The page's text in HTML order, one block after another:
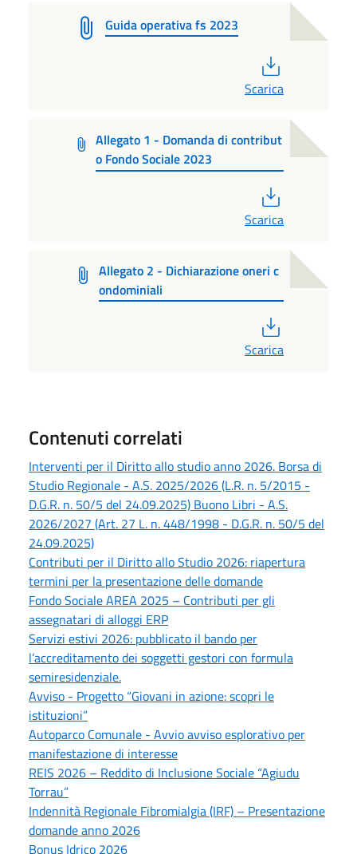
Guida operativa fs 2023
Scarica
Allegato 1 - Domanda di contribut
o Fondo Sociale 2023
Scarica
Allegato 2 - Dichiarazione oneri c
ondominiali
Scarica
Contenuti correlati
Interventi per il Diritto allo studio anno 2026. Borsa di
Studio Regionale - A.S. 2025/2026 (L.R. n. 5/2015 -
D.G.R. n. 50/5 del 24.09.2025) Buono Libri - A.S.
2026/2027 (Art. 27 L. n. 448/1998 - D.G.R. n. 50/5 del
24.09.2025)
Contributi per il Diritto allo Studio 2026: riapertura
termini per la presentazione delle domande
Fondo Sociale AREA 2025 – Contributi per gli
assegnatari di alloggi ERP
Servizi estivi 2026: pubblicato il bando per
l’accreditamento dei soggetti gestori con formula
semiresidenziale.
Avviso - Progetto “Giovani in azione: scopri le
istituzioni”
Autoparco Comunale - Avvio avviso esplorativo per
manifestazione di interesse
REIS 2026 – Reddito di Inclusione Sociale “Agiudu
Torrau”
Indennità Regionale Fibromialgia (IRF) – Presentazione
domande anno 2026
Bonus Idrico 2026